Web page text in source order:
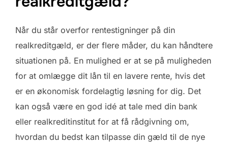
Når du står overfor rentestigninger på din
realkreditgæld, er der flere måder, du kan håndtere
situationen på. En mulighed er at se på muligheden
for at omlægge dit lån til en lavere rente, hvis det
er en økonomisk fordelagtig løsning for dig. Det
kan også være en god idé at tale med din bank
eller realkreditinstitut for at få rådgivning om,
hvordan du bedst kan tilpasse din gæld til de nye